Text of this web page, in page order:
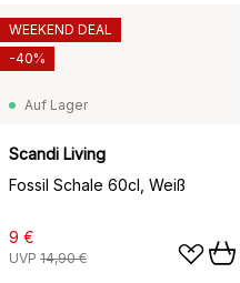
Auf Lager
Scandi Living
Fossil Schale 60cl, Weiß
9 €
UVP 14,90 €
WEEKEND DEAL
-40%